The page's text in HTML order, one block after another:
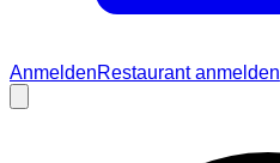
AnmeldenRestaurant anmelden